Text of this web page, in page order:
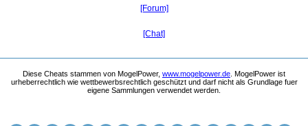
[Forum]
[Chat]
Diese Cheats stammen von MogelPower, www.mogelpower.de . MogelPower ist
urheberrechtlich wie wettbewerbsrechtlich geschützt und darf nicht als Grundlage fuer
eigene Sammlungen verwendet werden.